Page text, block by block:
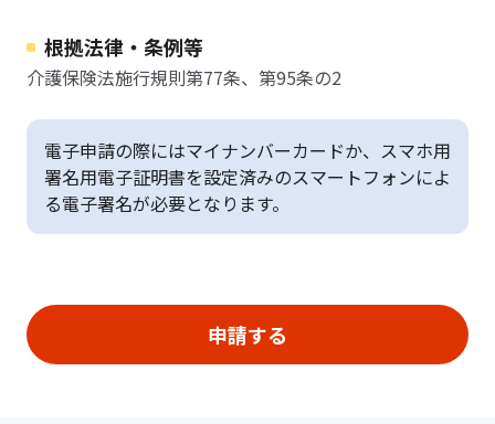
根拠法律・条例等
介護保険法施行規則第77条、第95条の2
電子申請の際にはマイナンバーカードか、スマホ用
署名用電子証明書を設定済みのスマートフォンによ
る電子署名が必要となります。